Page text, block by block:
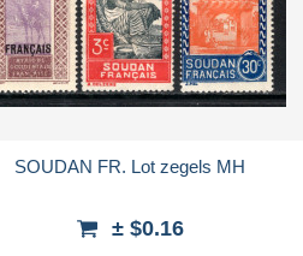
SOUDAN FR. Lot zegels MH
± $0.16